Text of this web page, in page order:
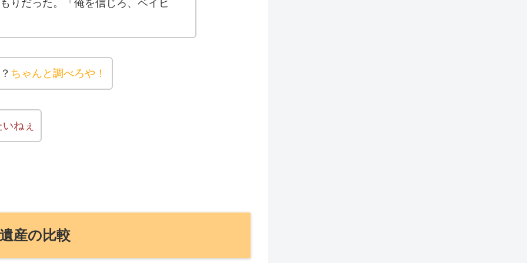
りだった。「俺を信じろ、ベイビ
ちゃんと調べろや！
ねぇ
産の比較